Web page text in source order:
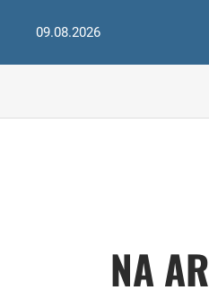
09.08.2026
NA